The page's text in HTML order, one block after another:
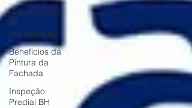
Riscos e falta
de
manutenção
Benefícios da
Pintura da
Fachada
Inspeção
Predial BH